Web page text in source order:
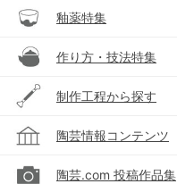
釉薬特集
作り方・技法特集
制作工程から探す
陶芸情報コンテンツ
陶芸.com 投稿作品集